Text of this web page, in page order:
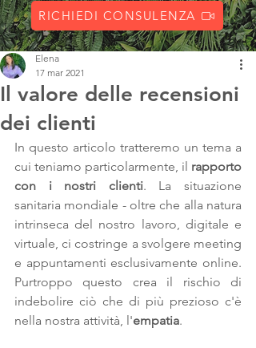
RICHIEDI CONSULENZA
Il valore delle recensioni
dei clienti
Elena
17 mar 2021
In questo articolo tratteremo un tema a
cui teniamo particolarmente, il rapporto
con i nostri clienti. La situazione
sanitaria mondiale - oltre che alla natura
intrinseca del nostro lavoro, digitale e
virtuale, ci costringe a svolgere meeting
e appuntamenti esclusivamente online.
Purtroppo questo crea il rischio di
indebolire ciò che di più prezioso c'è
nella nostra attività, l'empatia.